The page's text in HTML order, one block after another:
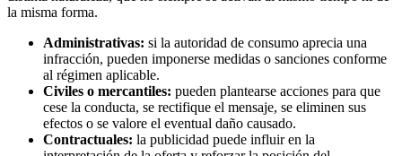
la misma forma.
Administrativas: si la autoridad de consumo aprecia una
infracción, pueden imponerse medidas o sanciones conforme
al régimen aplicable.
Civiles o mercantiles: pueden plantearse acciones para que
cese la conducta, se rectifique el mensaje, se eliminen sus
efectos o se valore el eventual daño causado.
Contractuales: la publicidad puede influir en la